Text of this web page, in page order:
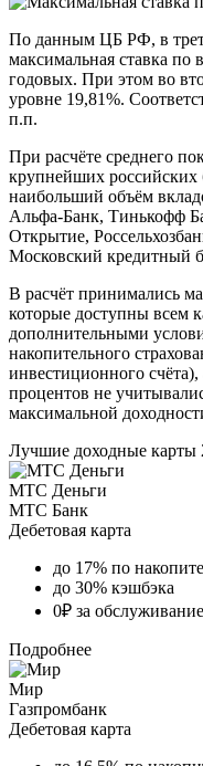
По данным ЦБ РФ, в
максимальная ставка по
годовых. При этом во
уровне 19,81%.
п.п.
При расчёте среднего
крупнейших российских
наибольший объём
Альфа-Банк, Тинькофф
Открытие,
Московский кредитный
В расчёт принимались
которые доступны всем
дополнительными
накопительного
инвестиционного
процентов не
максимальной
Лучшие доходные карты
МТС Деньги
МТС Банк
Дебетовая карта
до 17% по
до 30% кэшбэка
0₽ за обслуживание
Подробнее
Мир
Газпромбанк
Дебетовая карта